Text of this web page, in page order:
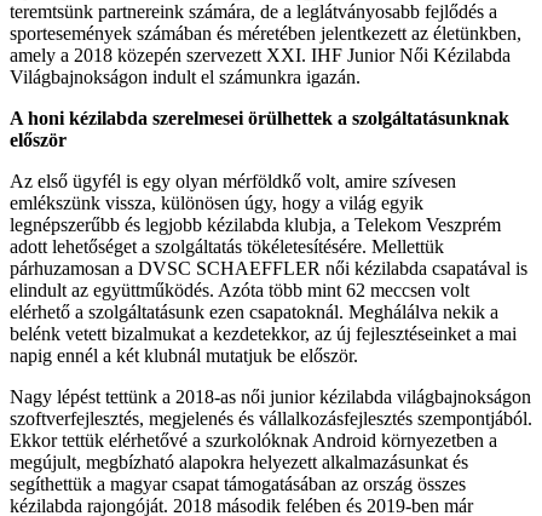
teremtsünk partnereink számára, de a leglátványosabb fejlődés a
sportesemények számában és méretében jelentkezett az életünkben,
amely a 2018 közepén szervezett XXI. IHF Junior Női Kézilabda
Világbajnokságon indult el számunkra igazán.
A honi kézilabda szerelmesei örülhettek a szolgáltatásunknak
először
Az első ügyfél is egy olyan mérföldkő volt, amire szívesen
emlékszünk vissza, különösen úgy, hogy a világ egyik
legnépszerűbb és legjobb kézilabda klubja, a Telekom Veszprém
adott lehetőséget a szolgáltatás tökéletesítésére. Mellettük
párhuzamosan a DVSC SCHAEFFLER női kézilabda csapatával is
elindult az együttműködés. Azóta több mint 62 meccsen volt
elérhető a szolgáltatásunk ezen csapatoknál. Meghálálva nekik a
belénk vetett bizalmukat a kezdetekkor, az új fejlesztéseinket a mai
napig ennél a két klubnál mutatjuk be először.
Nagy lépést tettünk a 2018-as női junior kézilabda világbajnokságon
szoftverfejlesztés, megjelenés és vállalkozásfejlesztés szempontjából.
Ekkor tettük elérhetővé a szurkolóknak Android környezetben a
megújult, megbízható alapokra helyezett alkalmazásunkat és
segíthettük a magyar csapat támogatásában az ország összes
kézilabda rajongóját. 2018 második felében és 2019-ben már